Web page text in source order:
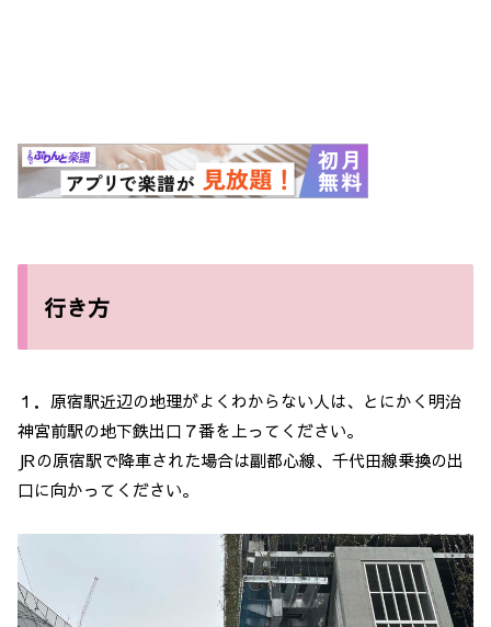
行き方
１．原宿駅近辺の地理がよくわからない人は、とにかく明治
神宮前駅の地下鉄出口７番を上ってください。
JRの原宿駅で降車された場合は副都心線、千代田線乗換の出
口に向かってください。